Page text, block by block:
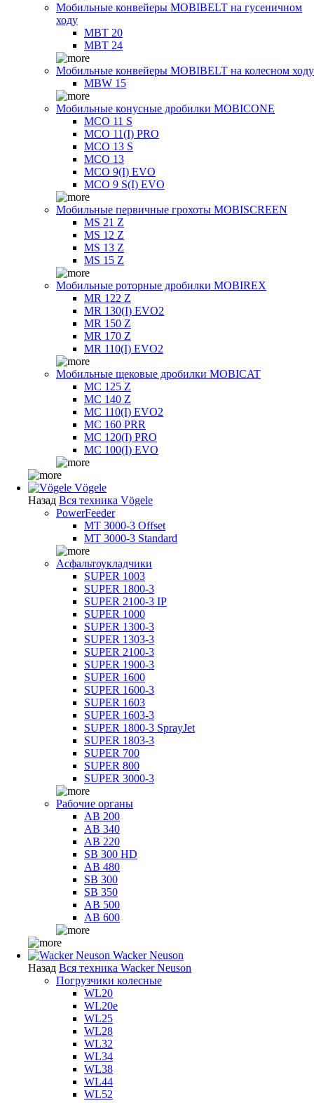
Мобильные конвейеры MOBIBELT на гусеничном
ходу
MBT 20
MBT 24
Мобильные конвейеры MOBIBELT на колесном ходу
MBW 15
Мобильные конусные дробилки MOBICONE
MCO 11 S
MCO 11(I) PRO
MCO 13 S
MCO 13
MCO 9(I) EVO
MCO 9 S(I) EVO
Мобильные первичные грохоты MOBISCREEN
MS 21 Z
MS 12 Z
MS 13 Z
MS 15 Z
Мобильные роторные дробилки MOBIREX
MR 122 Z
MR 130(I) EVO2
MR 150 Z
MR 170 Z
MR 110(I) EVO2
Мобильные щековые дробилки MOBICAT
MC 125 Z
MC 140 Z
MC 110(I) EVO2
MC 160 PRR
MC 120(I) PRO
MC 100(I) EVO
Vögele
Назад Вся техника Vögele
PowerFeeder
MT 3000-3 Offset
MT 3000-3 Standard
Асфальтоукладчики
SUPER 1003
SUPER 1800-3
SUPER 2100-3 IP
SUPER 1000
SUPER 1300-3
SUPER 1303-3
SUPER 2100-3
SUPER 1900-3
SUPER 1600
SUPER 1600-3
SUPER 1603
SUPER 1603-3
SUPER 1800-3 SprayJet
SUPER 1803-3
SUPER 700
SUPER 800
SUPER 3000-3
Рабочие органы
AB 200
AB 340
AB 220
SB 300 HD
AB 480
SB 300
SB 350
AB 500
AB 600
Wacker Neuson
Назад Вся техника Wacker Neuson
Погрузчики колесные
WL20
WL20e
WL25
WL28
WL32
WL34
WL38
WL44
WL52